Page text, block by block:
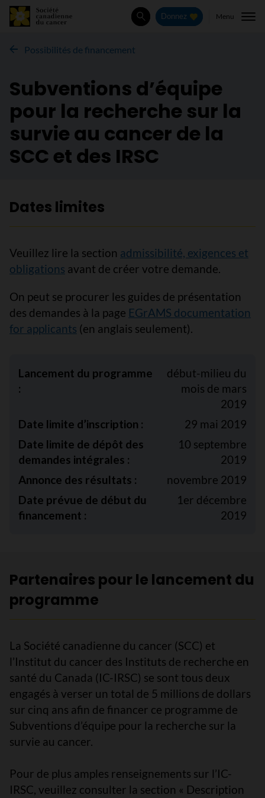
Rechercher
Donnez Menu
Possibilités de financement
Subventions d’équipe
pour la recherche sur la
survie au cancer de la
SCC et des IRSC
Dates limites
Veuillez lire la section admissibilité, exigences et
obligations avant de créer votre demande.
On peut se procurer les guides de présentation
des demandes à la page EGrAMS documentation
for applicants (en anglais seulement).
Lancement du programme
:
début-milieu du
mois de mars
2019
Date limite d’inscription :
29 mai 2019
Date limite de dépôt des
demandes intégrales :
10 septembre
2019
Annonce des résultats :
novembre 2019
Date prévue de début du
financement :
1er décembre
2019
Partenaires pour le lancement du
programme
La Société canadienne du cancer (SCC) et
l’Institut du cancer des Instituts de recherche en
santé du Canada (IC-IRSC) se sont tous deux
engagés à verser un total de 5 millions de dollars
sur cinq ans afin de financer ce programme de
Subventions d’équipe pour la recherche sur la
survie au cancer.
Pour de plus amples renseignements sur l’IC-
IRSC, veuillez consulter la section « Description